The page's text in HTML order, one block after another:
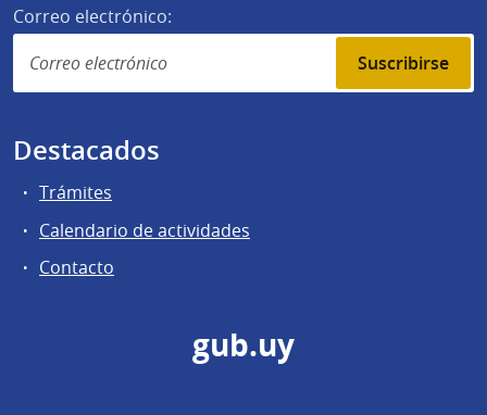
Correo electrónico:
Suscribirse
Destacados
Trámites
Calendario de actividades
Contacto
gub.uy